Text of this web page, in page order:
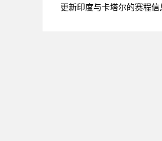
更新印度与卡塔尔的赛程